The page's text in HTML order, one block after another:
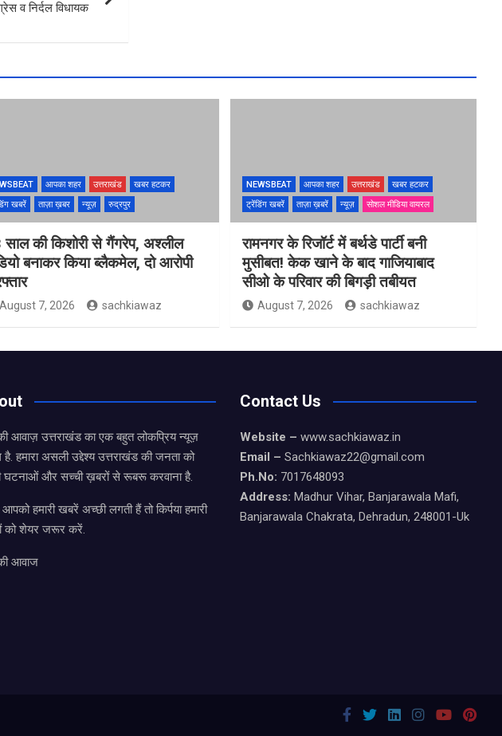
व निर्दल विधायक
आपका शहर उत्तराखंड
खबर हटकर
खबरें
ताज़ा ख़बर न्यूज़ रुद्रपुर
साल की किशोरी से गैंगरेप, अश्लील
बनाकर किया ब्लैकमेल, दो आरोपी
August 7, 2026 sachkiawaz
NEWSBEAT आपका शहर उत्तराखंड
खबर हटकर
ट्रेंडिंग खबरें
ताज़ा ख़बरें न्यूज़ सोशल मीडिया वायरल
रामनगर के रिजॉर्ट में बर्थडे पार्टी बनी
मुसीबत! केक खाने के बाद गाजियाबाद
सीओ के परिवार की बिगड़ी तबीयत
August 7, 2026 sachkiawaz
आवाज़ उत्तराखंड का एक बहुत लोकप्रिय न्यूज़
है. हमारा असली उद्देश्य उत्तराखंड की जनता को
घटनाओं और सच्ची ख़बरों से रूबरू करवाना है.
हमारी खबरें अच्छी लगती हैं तो किर्पया हमारी
को शेयर जरूर करें.
आवाज
Contact Us
Website – www.sachkiawaz.in
Email – Sachkiawaz22@gmail.com
Ph.No: 7017648093
Address: Madhur Vihar, Banjarawala Mafi,
Banjarawala Chakrata, Dehradun, 248001-Uk